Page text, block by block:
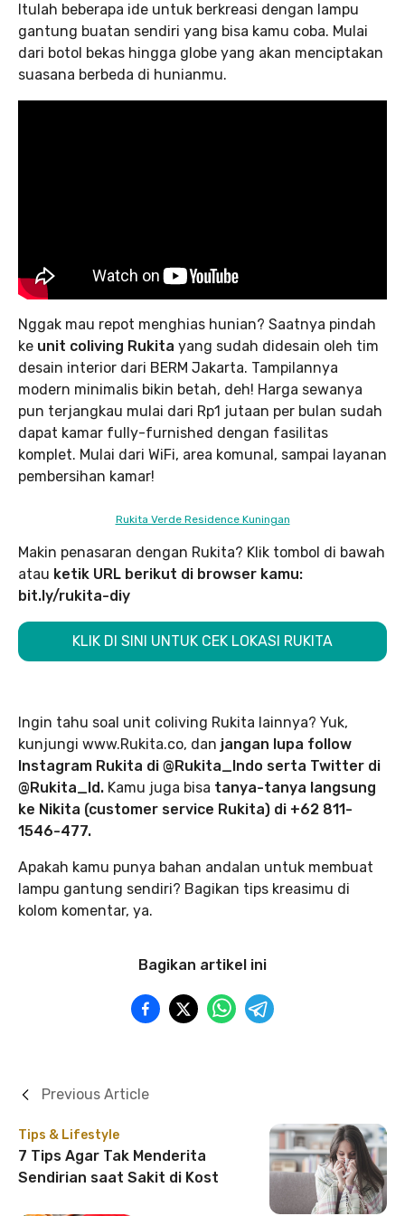
Itulah beberapa ide untuk berkreasi dengan lampu
gantung buatan sendiri yang bisa kamu coba. Mulai
dari botol bekas hingga globe yang akan menciptakan
suasana berbeda di hunianmu.
Nggak mau repot menghias hunian? Saatnya pindah
ke unit coliving Rukita yang sudah didesain oleh tim
desain interior dari BERM Jakarta. Tampilannya
modern minimalis bikin betah, deh! Harga sewanya
pun terjangkau mulai dari Rp1 jutaan per bulan sudah
dapat kamar fully-furnished dengan fasilitas
komplet. Mulai dari WiFi, area komunal, sampai layanan
pembersihan kamar!
Rukita Verde Residence Kuningan
Makin penasaran dengan Rukita? Klik tombol di bawah
atau ketik URL berikut di browser kamu:
bit.ly/rukita-diy
KLIK DI SINI UNTUK CEK LOKASI RUKITA
Ingin tahu soal unit coliving Rukita lainnya? Yuk,
kunjungi www.Rukita.co, dan jangan lupa follow
Instagram Rukita di @Rukita_Indo serta Twitter di
@Rukita_Id. Kamu juga bisa tanya-tanya langsung
ke Nikita (customer service Rukita) di +62 811-
1546-477.
Apakah kamu punya bahan andalan untuk membuat
lampu gantung sendiri? Bagikan tips kreasimu di
kolom komentar, ya.
Bagikan artikel ini
Tips & Lifestyle
7 Tips Agar Tak Menderita
Sendirian saat Sakit di Kost
Previous Article